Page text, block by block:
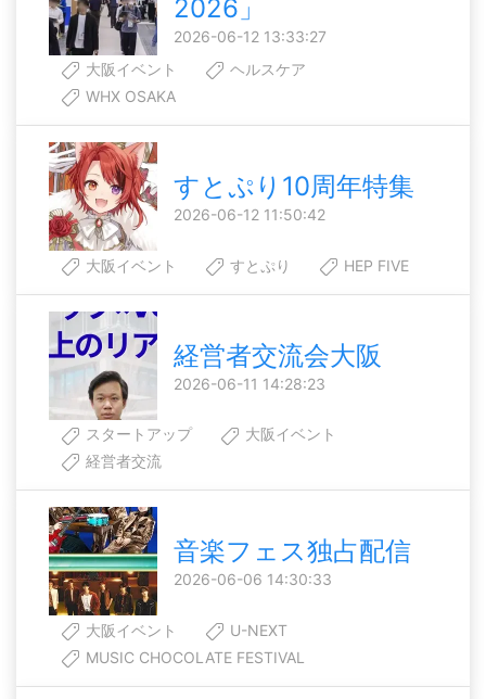
2026」
2026-06-12 13:33:27
大阪イベント
ヘルスケア
WHX OSAKA
すとぷり10周年特集
2026-06-12 11:50:42
大阪イベント すとぷり HEP FIVE
経営者交流会大阪
2026-06-11 14:28:23
スタートアップ
大阪イベント
経営者交流
音楽フェス独占配信
2026-06-06 14:30:33
大阪イベント
U-NEXT
MUSIC CHOCOLATE FESTIVAL